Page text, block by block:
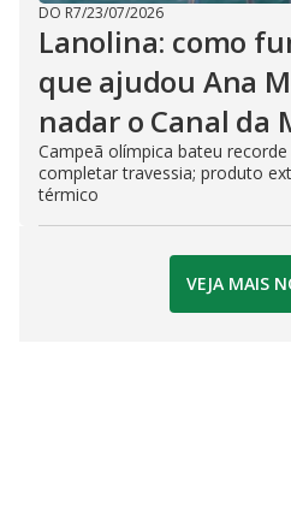
DO R7/23/07/2026
Lanolina: como
que ajudou Ana
nadar o Canal da
Campeã olímpica bateu
completar travessia; produto
térmico
VEJA MAIS